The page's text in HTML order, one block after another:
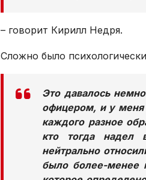
– говорит Кирилл Недря.
Сложно было
Это давалось
офицером, и у меня
каждого разное
кто тогда надел
нейтрально
было более-менее